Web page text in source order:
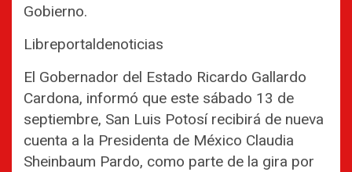
Gobierno.
Libreportaldenoticias
El Gobernador del Estado Ricardo Gallardo
Cardona, informó que este sábado 13 de
septiembre, San Luis Potosí recibirá de nueva
cuenta a la Presidenta de México Claudia
Sheinbaum Pardo, como parte de la gira por